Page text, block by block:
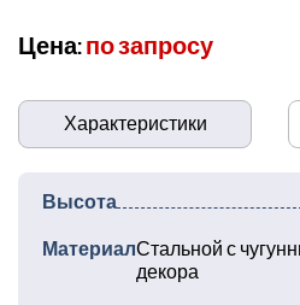
Цена:по запросу
Характеристики
Высота
МатериалСтальной с
декора